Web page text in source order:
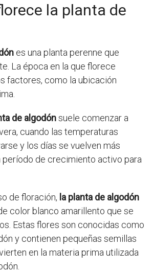
la planta de
es una planta perenne que
La época en la que florece
factores, como la ubicación
de algodónsuele comenzar a
cuando las temperaturas
y los días se vuelven más
período de crecimiento activo para
de floración, la planta de algodón
color blanco amarillento que se
Estas flores son conocidas como
y contienen pequeñas semillas
en la materia prima utilizada